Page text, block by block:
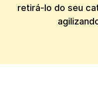
retirá-lo do seu